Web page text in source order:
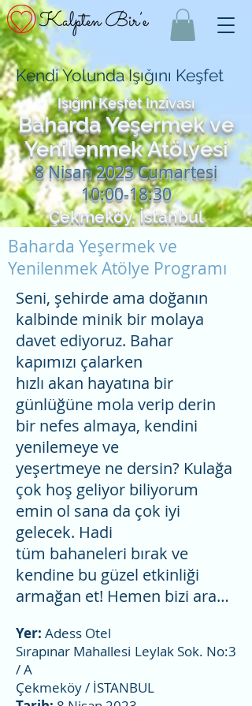
Kendi Yolunda Işığını Keşfet
Işığını Keşfet İnzivası
BahardaYeşermek ve
Yenilenmek Atölyesi
8 Nisan 2023 Cumartesi
10:00-18:30
Çekmeköy, İstanbul
Baharda Yeşermek ve
Yenilenmek Atölye Programı
Seni, şehirde ama doğanın
kalbinde minik bir molaya
davet ediyoruz. Bahar
kapımızı çalarken
hızlı akan hayatına bir
günlüğüne mola verip derin
bir nefes almaya, kendini
yenilemeye ve
yeşertmeye ne dersin? Kulağa
çok hoş geliyor biliyorum
emin ol sana da çok iyi
gelecek. Hadi
tüm bahaneleri bırak ve
kendine bu güzel etkinliği
armağan et! Hemen bizi ara…
Yer: Adess Otel
Sırapınar Mahallesi Leylak Sok. No:3
/ A
Çekmeköy / İSTANBUL